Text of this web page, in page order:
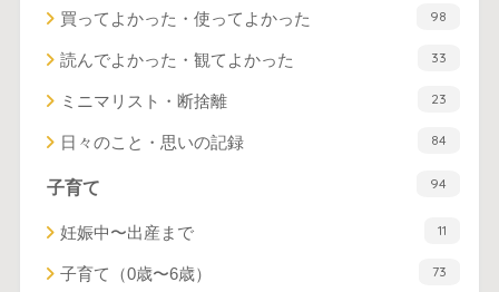
買ってよかった・使ってよかった 98
読んでよかった・観てよかった 33
ミニマリスト・断捨離 23
日々のこと・思いの記録 84
子育て 94
妊娠中〜出産まで 11
子育て（0歳〜6歳） 73